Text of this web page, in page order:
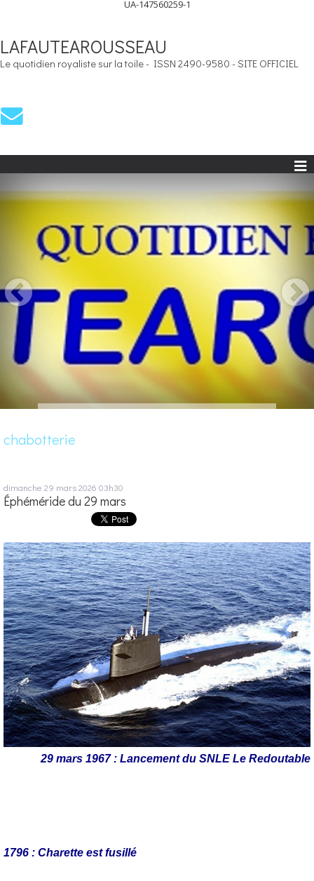
UA-147560259-1
LAFAUTEAROUSSEAU
Le quotidien royaliste sur la toile - ISSN 2490-9580 - SITE OFFICIEL
chabotterie
dimanche 29 mars 2026 03h30
Éphéméride du 29 mars
29 mars 1967 : Lancement du SNLE Le Redoutable
1796 : Charette est fusillé